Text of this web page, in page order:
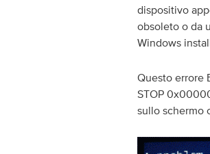
dispositivo
obsoleto o da
Windows
Questo errore
STOP
sullo schermo